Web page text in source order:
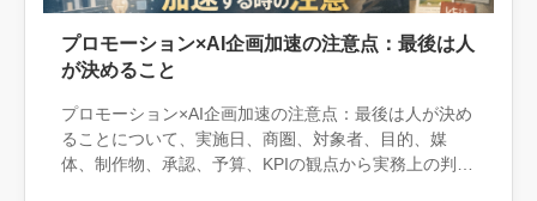
プロモーション×AI企画加速の注意点：最後は人
が決めること
プロモーション×AI企画加速の注意点：最後は人が決め
ることについて、実施日、商圏、対象者、目的、媒
体、制作物、承認、予算、KPIの観点から実務上の判断